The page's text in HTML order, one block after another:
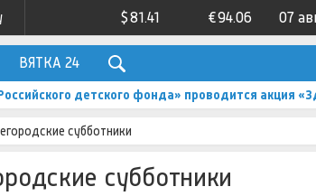
$81.41 €94.06 07
ВЯТКА 24
детского фонда» проводится акция
субботники
субботники